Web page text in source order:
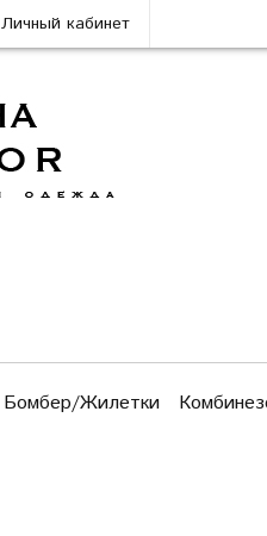
Личный кабинет
Бомбер/Жилетки